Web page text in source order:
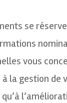
se
vous
la gestion de